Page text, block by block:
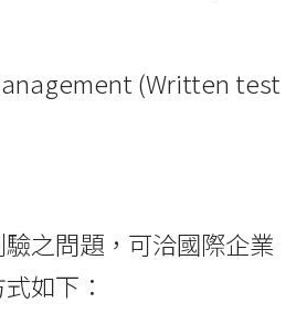
(Written test
之問題，可洽國際企業
如下：